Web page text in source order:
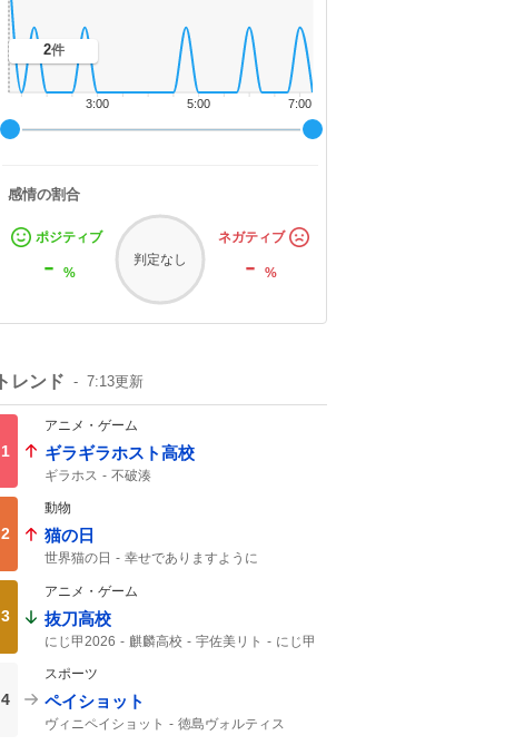
7:00
5:00
3:00
2件
感情の割合
ポジティブ
- %
判定なし
ネガティブ
-%
トレンド 7:13更新
1
アニメ・ゲーム
ギラギラホスト高校
ギラホス 不破湊
2
動物
猫の日
世界猫の日
幸せでありますように
3
アニメ・ゲーム
抜刀高校
にじ甲2026 麒麟高校 宇佐美リト
にじ甲
4
スポーツ
ペイショット
ヴィニペイショット
徳島ヴォルティス